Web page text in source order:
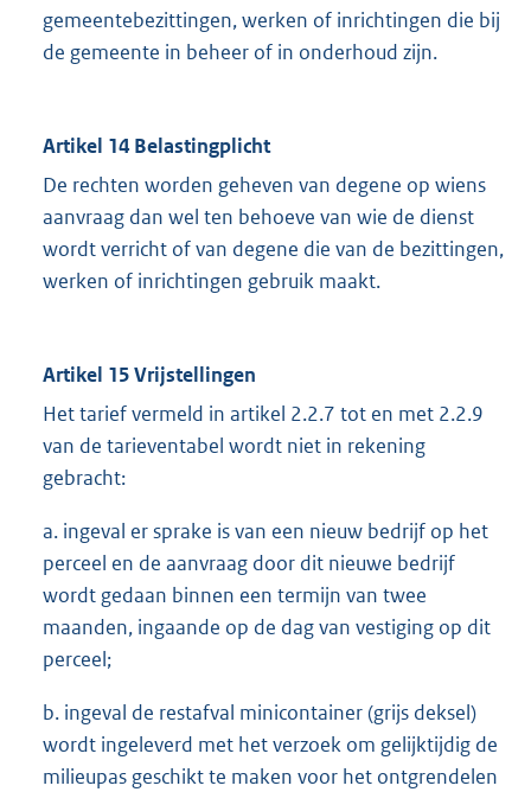
gemeentebezittingen, werken of inrichtingen die bij
de gemeente in beheer of in onderhoud zijn.
Artikel 14 Belastingplicht
De rechten worden geheven van degene op wiens
aanvraag dan wel ten behoeve van wie de dienst
wordt verricht of van degene die van de bezittingen,
werken of inrichtingen gebruik maakt.
Artikel 15 Vrijstellingen
Het tarief vermeld in artikel 2.2.7 tot en met 2.2.9
van de tarieventabel wordt niet in rekening
gebracht:
a. ingeval er sprake is van een nieuw bedrijf op het
perceel en de aanvraag door dit nieuwe bedrijf
wordt gedaan binnen een termijn van twee
maanden, ingaande op de dag van vestiging op dit
perceel;
b. ingeval de restafval minicontainer (grijs deksel)
wordt ingeleverd met het verzoek om gelijktijdig de
milieupas geschikt te maken voor het ontgrendelen